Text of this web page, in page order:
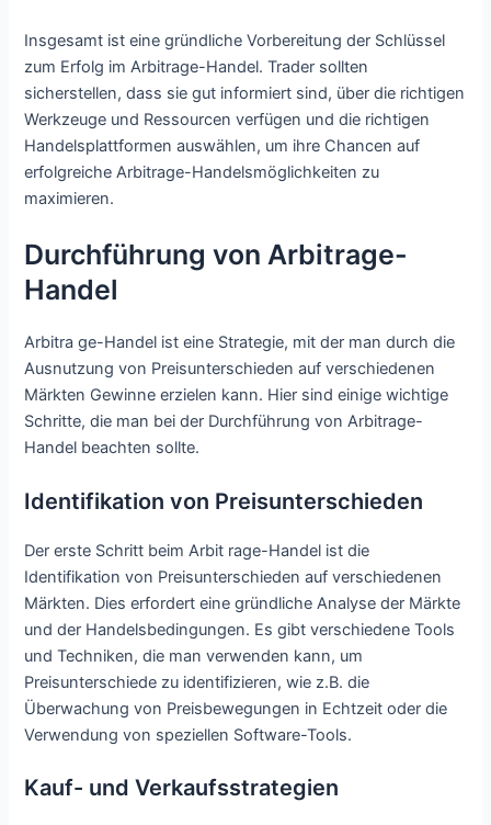
Insgesamt ist eine gründliche Vorbereitung der Schlüssel
zum Erfolg im Arbitrage-Handel. Trader sollten
sicherstellen, dass sie gut informiert sind, über die richtigen
Werkzeuge und Ressourcen verfügen und die richtigen
Handelsplattformen auswählen, um ihre Chancen auf
erfolgreiche Arbitrage-Handelsmöglichkeiten zu
maximieren.
Durchführung von Arbitrage-
Handel
Arbitra ge-Handel ist eine Strategie, mit der man durch die
Ausnutzung von Preisunterschieden auf verschiedenen
Märkten Gewinne erzielen kann. Hier sind einige wichtige
Schritte, die man bei der Durchführung von Arbitrage-
Handel beachten sollte.
Identifikation von Preisunterschieden
Der erste Schritt beim Arbit rage-Handel ist die
Identifikation von Preisunterschieden auf verschiedenen
Märkten. Dies erfordert eine gründliche Analyse der Märkte
und der Handelsbedingungen. Es gibt verschiedene Tools
und Techniken, die man verwenden kann, um
Preisunterschiede zu identifizieren, wie z.B. die
Überwachung von Preisbewegungen in Echtzeit oder die
Verwendung von speziellen Software-Tools.
Kauf- und Verkaufsstrategien